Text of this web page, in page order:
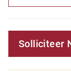
Solliciteer